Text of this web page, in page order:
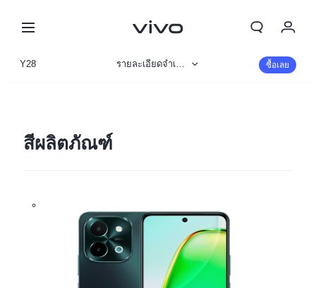
My Order
Y28 รายละเอียดจำเพาะ ซื้อเลย
สีผลิตภัณฑ์